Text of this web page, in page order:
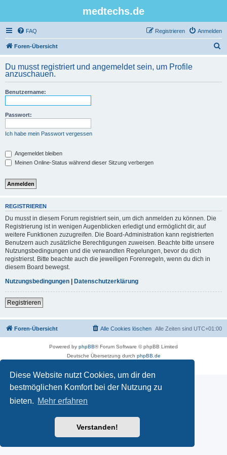
Diese Website nutzt Cookies, um dir den
bestmöglichen Komfort bei der Nutzung zu
bieten. Mehr erfahren
Verstanden!
medtechs.de
FAQ Anmelden
Registrieren
Foren-Übersicht
h
Du musst registriert und angemeldet sein, um Profile
anzuschauen.
Benutzername:
Passwort:
Ich habe mein Passwort vergessen
Angemeldet bleiben
Meinen Online-Status während dieser Sitzung verbergen
REGISTRIEREN
Du musst in diesem Forum registriert sein, um dich anmelden zu können. Die
Registrierung ist in wenigen Augenblicken erledigt und ermöglicht dir, auf
weitere Funktionen zuzugreifen. Die Board-Administration kann registrierten
Benutzern auch zusätzliche Berechtigungen zuweisen. Beachte bitte unsere
Nutzungsbedingungen und die verwandten Regelungen, bevor du dich
registrierst. Bitte beachte auch die jeweiligen Forenregeln, wenn du dich in
diesem Board bewegst.
Nutzungsbedingungen | Datenschutzerklärung
Registrieren
Foren-Übersicht Alle Zeiten sind UTC+01:00
Alle Cookies löschen
Powered by phpBB® Forum Software © phpBB Limited
Deutsche Übersetzung durch phpBB.de